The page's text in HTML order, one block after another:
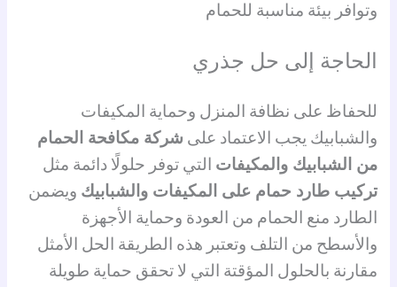
وتوافر بيئة مناسبة للحمام
الحاجة إلى حل جذري
للحفاظ على نظافة المنزل وحماية المكيفات
والشبابيك يجب الاعتماد على شركة مكافحة الحمام
من الشبابيك والمكيفات التي توفر حلولًا دائمة مثل
تركيب طارد حمام على المكيفات والشبابيك ويضمن
الطارد منع الحمام من العودة وحماية الأجهزة
والأسطح من التلف وتعتبر هذه الطريقة الحل الأمثل
مقارنة بالحلول المؤقتة التي لا تحقق حماية طويلة